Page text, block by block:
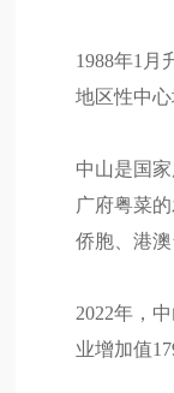
1988年1月
地区性中
中山是国
广府粤菜
侨胞、港澳
2022年，
业增加值